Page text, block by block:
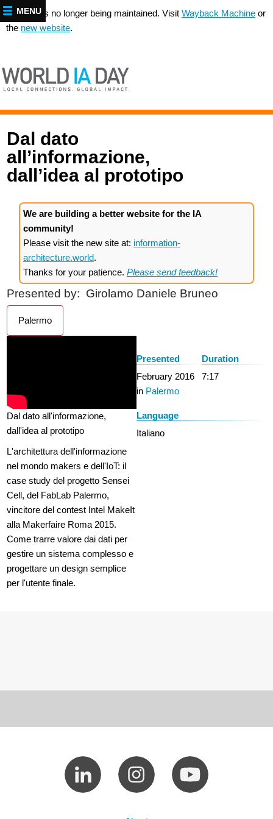
This site is no longer being maintained. Visit Wayback Machine or
the new website.
Dal dato
all’informazione,
dall’idea al prototipo
We are building a better website for the IA
community!
Please visit the new site at: information-
architecture.world.
Thanks for your patience. Please send feedback!
Presented by: Girolamo Daniele Bruneo
Palermo
Dal dato all'informazione,
dall'idea al prototipo
L'architettura dell'informazione
nel mondo makers e dell'IoT: il
case study del progetto Sensei
Cell, del FabLab Palermo,
vincitore del contest Intel MakeIt
alla Makerfaire Roma 2015.
Come trarre valore dai dati per
gestire un sistema complesso e
progettare un design semplice
per l'utente finale.
Presented
February 2016
in Palermo
Duration
7:17
Language
Italiano
MENU